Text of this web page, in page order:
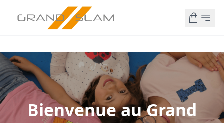
Bienvenue au Grand